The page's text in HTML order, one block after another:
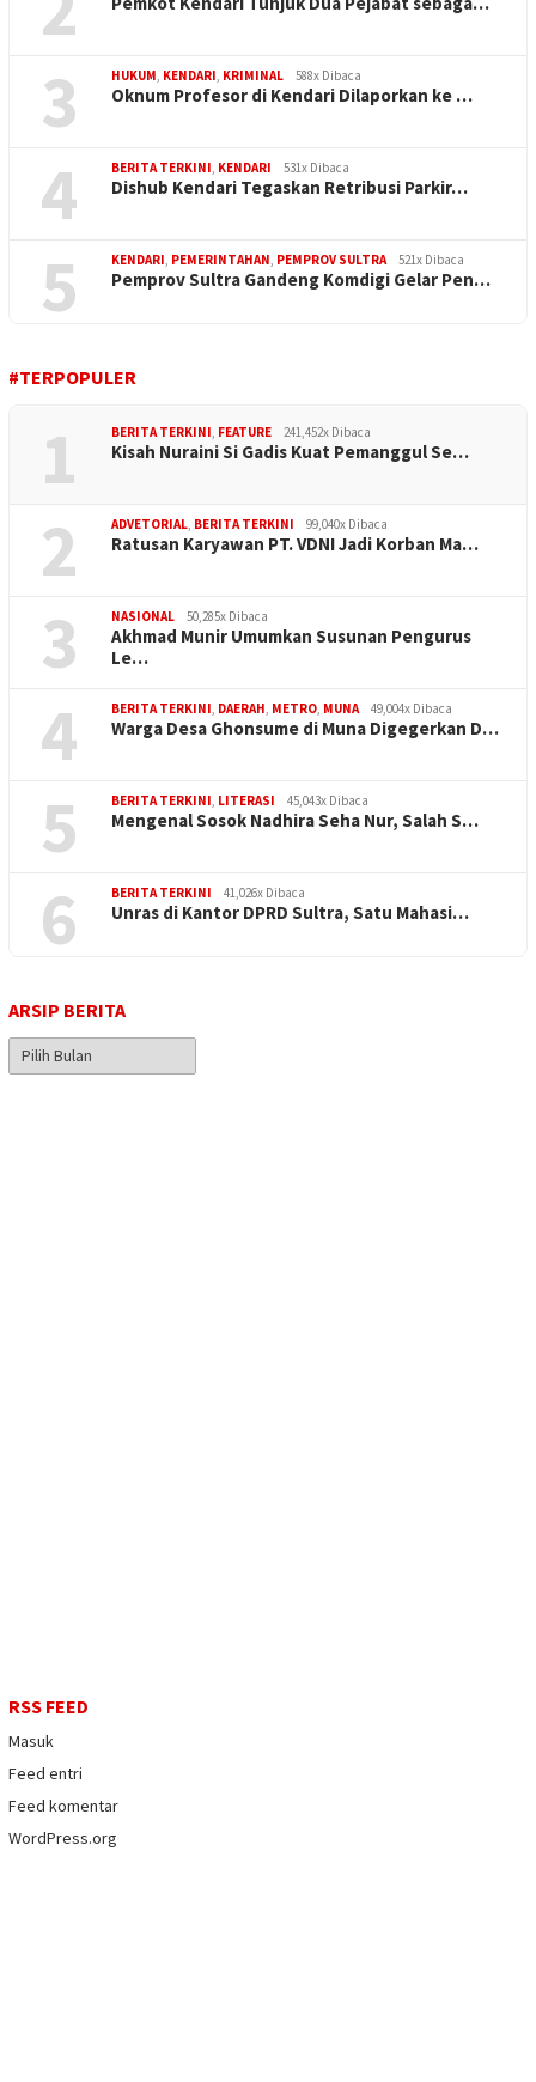
3 HUKUM, KENDARI, KRIMINAL 588x Dibaca
Oknum Profesor di Kendari Dilaporkan ke …
4 BERITA TERKINI, KENDARI 531x Dibaca
Dishub Kendari Tegaskan Retribusi Parkir…
5 KENDARI, PEMERINTAHAN, PEMPROV SULTRA 521x Dibaca
Pemprov Sultra Gandeng Komdigi Gelar Pen…
#TERPOPULER
1 BERITA TERKINI, FEATURE 241,452x Dibaca
Kisah Nuraini Si Gadis Kuat Pemanggul Se…
2 ADVETORIAL, BERITA TERKINI 99,040x Dibaca
Ratusan Karyawan PT. VDNI Jadi Korban Ma…
3 NASIONAL 50,285x Dibaca
Akhmad Munir Umumkan Susunan Pengurus
Le…
4 BERITA TERKINI, DAERAH, METRO, MUNA 49,004x Dibaca
Warga Desa Ghonsume di Muna Digegerkan D…
5 BERITA TERKINI, LITERASI 45,043x Dibaca
Mengenal Sosok Nadhira Seha Nur, Salah S…
6 BERITA TERKINI 41,026x Dibaca
Unras di Kantor DPRD Sultra, Satu Mahasi…
ARSIP BERITA
Arsip
Berita
RSS FEED
Masuk
Feed entri
Feed komentar
WordPress.org